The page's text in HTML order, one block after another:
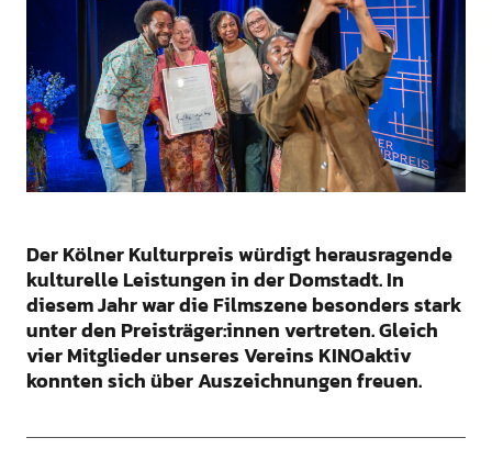
Der Kölner Kulturpreis würdigt herausragende
kulturelle Leistungen in der Domstadt. In
diesem Jahr war die Filmszene besonders stark
unter den Preisträger:innen vertreten. Gleich
vier Mitglieder unseres Vereins KINOaktiv
konnten sich über Auszeichnungen freuen.